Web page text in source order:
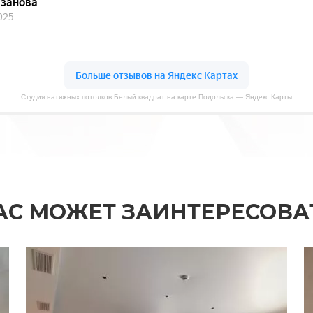
Студия натяжных потолков Белый квадрат на карте Подольска — Яндекс.Карты
МОЖЕТ